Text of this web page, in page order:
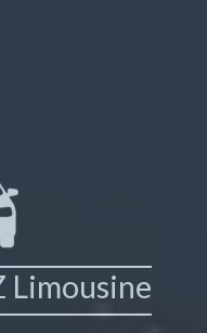
Limousine